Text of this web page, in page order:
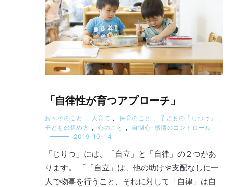
「自律性が育つアプローチ」
おへそのこと , 人育て , 保育のこと , 子どもの「しつけ」
,
子どもの褒め方 , 心のこと ,
自制心-感情のコントロール
2019-10-14
「じりつ」には、「自立」と「自律」の２つがあ
ります。 「「自立」は、他の助けや支配なしに一
人で物事を行うこと、それに対して「自律」は自